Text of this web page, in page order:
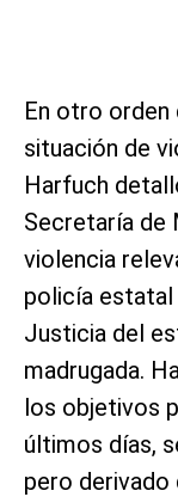
En otro orden
situación de
Harfuch
Secretaría de
violencia
policía estatal
Justicia del
madrugada.
los objetivos
últimos días,
pero